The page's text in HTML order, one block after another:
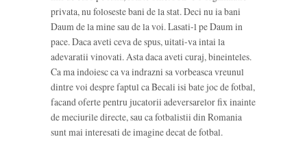
privata, nu foloseste bani de la stat. Deci nu ia bani
Daum de la mine sau de la voi. Lasati-l pe Daum in
pace. Daca aveti ceva de spus, uitati-va intai la
adevaratii vinovati. Asta daca aveti curaj, bineinteles.
Ca ma indoiesc ca va indrazni sa vorbeasca vreunul
dintre voi despre faptul ca Becali isi bate joc de fotbal,
facand oferte pentru jucatorii adeversarelor fix inainte
de meciurile directe, sau ca fotbalistii din Romania
sunt mai interesati de imagine decat de fotbal.